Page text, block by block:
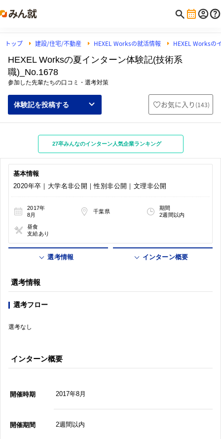
トップ 建設/住宅/不動産 HEXEL Worksの就活情報 HEXEL Worksの
HEXEL Worksの夏インターン体験記(技術系
職)_No.1678
参加した先輩たちの口コミ・選考対策
体験記を投稿する お気に入り (143)
27卒みんなのインターン人気企業ランキング
基本情報
2020年卒｜大学名非公開｜性別非公開｜文理非公開
2017年
8月
千葉県
期間
2週間以内
昼食
支給あり
選考情報 インターン概要
選考情報
選考フロー
選考なし
インターン概要
開催時期 2017年8月
開催期間 2週間以内